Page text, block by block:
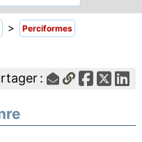
> Perciformes
: